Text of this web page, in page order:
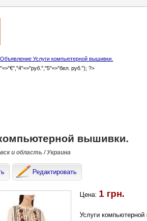
Объявление Услуги компьютерной вышивки.
руб."); ?>
вышивки.
и область / Украина
Редактировать
Цена: 1 грн.
Услуги